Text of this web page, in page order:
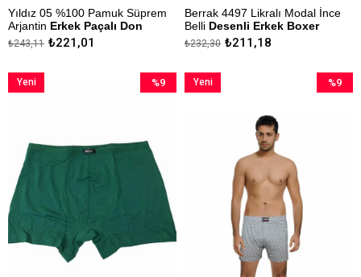
Yıldız 05 %100 Pamuk Süprem
Arjantin Erkek Paçalı Don
Çekmezlik Sanfor Testi
Kapıda Ödeme Seçeneği
₺221,01
₺243,11
Berrak 4497 Likralı Modal İnce
Belli Desenli Erkek Boxer
Çok Rahat Boxer
Kapıda Ödeme Seçeneği
₺211,18
₺232,30
%9
Yeni
%9
Yeni